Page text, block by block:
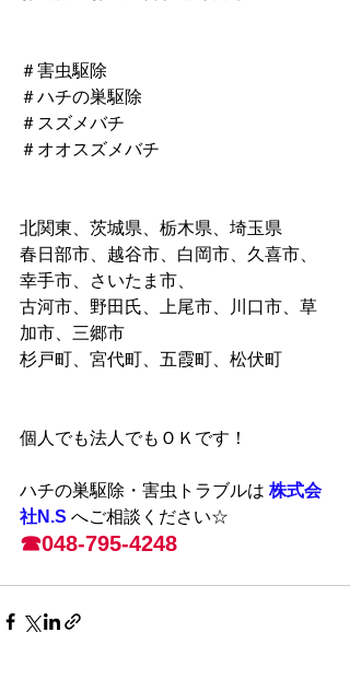
＃害虫駆除
＃ハチの巣駆除
＃スズメバチ
＃オオスズメバチ
北関東、茨城県、栃木県、埼玉県
春日部市、越谷市、白岡市、久喜市、
幸手市、さいたま市、
古河市、野田氏、上尾市、川口市、草
加市、三郷市
杉戸町、宮代町、五霞町、松伏町
個人でも法人でもＯＫです！
ハチの巣駆除・害虫トラブルは 株式会
社N.S へご相談ください☆
☎048-795-4248